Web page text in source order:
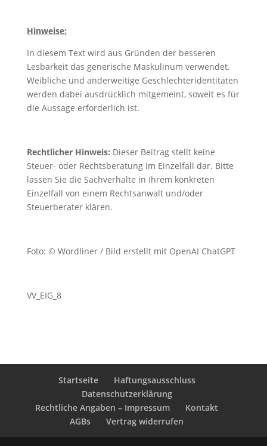
Hinweise:
In diesem Text wird aus Gründen der besseren
Lesbarkeit das generische Maskulinum verwendet.
Weibliche und anderweitige Geschlechteridentitäten
werden dabei ausdrücklich mitgemeint, soweit es für
die Aussage erforderlich ist.
Rechtlicher Hinweis: Dieser Beitrag stellt keine
Steuer- oder Rechtsberatung im Einzelfall dar. Bitte
lassen Sie die Sachverhalte in Ihrem konkreten
Einzelfall von einem Rechtsanwalt und/oder
Steuerberater klären.
Foto: © Wordliner / Bild erstellt mit OpenAI ChatGPT
VV_EIG_8
Startseite
Haftungsausschluss
Datenschutzerklärung
Rechtliche Angaben – Impressum
Kontakt
AGBs
Vertrag widerrufen